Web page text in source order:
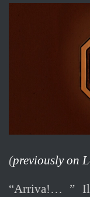
(previously on
“Arriva!… ” Il